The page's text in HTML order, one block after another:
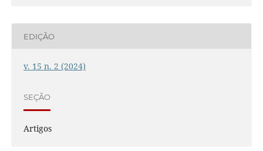
EDIÇÃO
v. 15 n. 2 (2024)
SEÇÃO
Artigos